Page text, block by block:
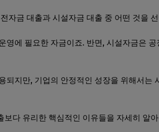
자금 대출과 시설자금 대출 중 어떤 것을
영에 필요한 자금이죠. 반면, 시설자금은
되지만, 기업의 안정적인 성장을 위해서는
다 유리한 핵심적인 이유들을 자세히 알